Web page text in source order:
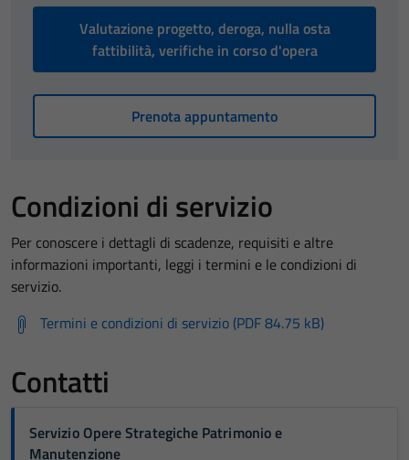
Valutazione progetto, deroga, nulla osta
fattibilità, verifiche in corso d'opera
Prenota appuntamento
Condizioni di servizio
Per conoscere i dettagli di scadenze, requisiti e altre
informazioni importanti, leggi i termini e le condizioni di
servizio.
Termini e condizioni di servizio (PDF 84.75 kB)
Contatti
Servizio Opere Strategiche Patrimonio e
Manutenzione